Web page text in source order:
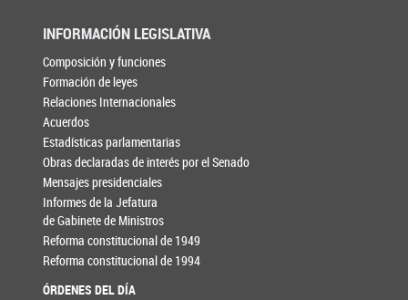
INFORMACIÓN LEGISLATIVA
Composición y funciones
Formación de leyes
Relaciones Internacionales
Acuerdos
Estadísticas parlamentarias
Obras declaradas de interés por el Senado
Mensajes presidenciales
Informes de la Jefatura
de Gabinete de Ministros
Reforma constitucional de 1949
Reforma constitucional de 1994
ÓRDENES DEL DÍA